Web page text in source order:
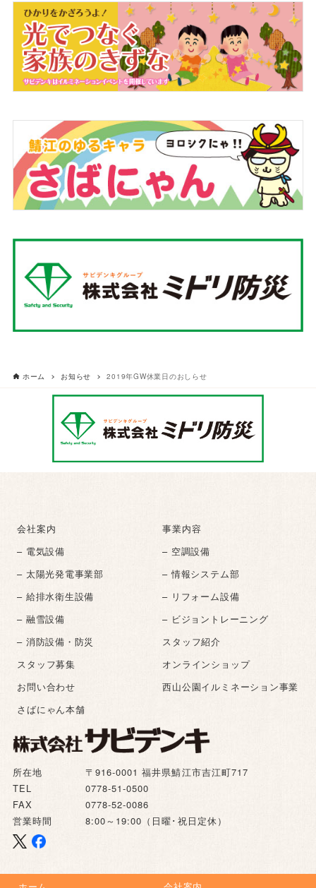
ホーム お知らせ 2019年GW休業日のおしらせ
所在地
〒916-0001 福井県鯖江市吉江町717
TEL
0778-51-0500
FAX
0778-52-0086
営業時間
8:00～19:00（日曜･祝日定休）
会社案内
事業内容
– 電気設備
– 空調設備
– 太陽光発電事業部
– 情報システム部
– 給排水衛生設備
– リフォーム設備
– 融雪設備
– ビジョントレーニング
– 消防設備・防災
スタッフ紹介
スタッフ募集
オンラインショップ
お問い合わせ
西山公園イルミネーション事業
さばにゃん本舗